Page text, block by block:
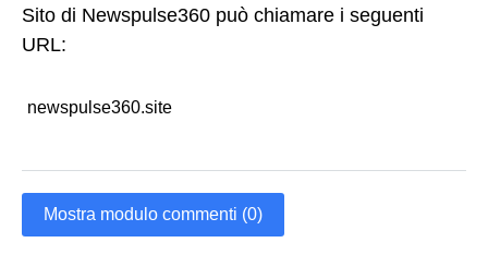
Sito di Newspulse360 può chiamare i seguenti
URL:
newspulse360.site
Mostra modulo commenti (0)